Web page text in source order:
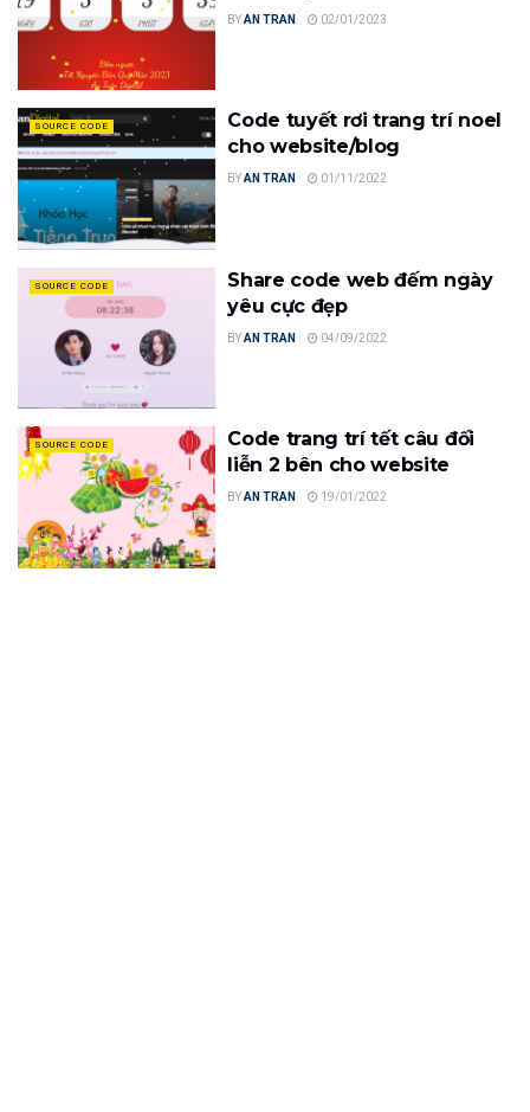
BYAN TRAN 02/01/2023
SOURCE CODE
Code tuyết rơi trang trí noel
cho website/blog
BYAN TRAN 01/11/2022
SOURCE CODE
Share code web đếm ngày
yêu cực đẹp
BYAN TRAN 04/09/2022
SOURCE CODE
Code trang trí tết câu đối
liễn 2 bên cho website
BYAN TRAN 19/01/2022